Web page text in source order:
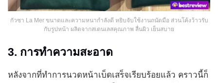
กัวซา La Mer ขนาดและความหนากำลังดี หยิบจับใช้งานถนัดมือ ส่วนโค้งว้าวรับ
กับรูปหน้า ผลิตจากสเตนเลสคุณภาพ ลื่นผิว เย็นสบาย
3. การทำความสะอาด
หลังจากที่ทำการนวดหน้าเบ็ดเสร็จเรียบร้อยแล้ว คราวนี้ก็